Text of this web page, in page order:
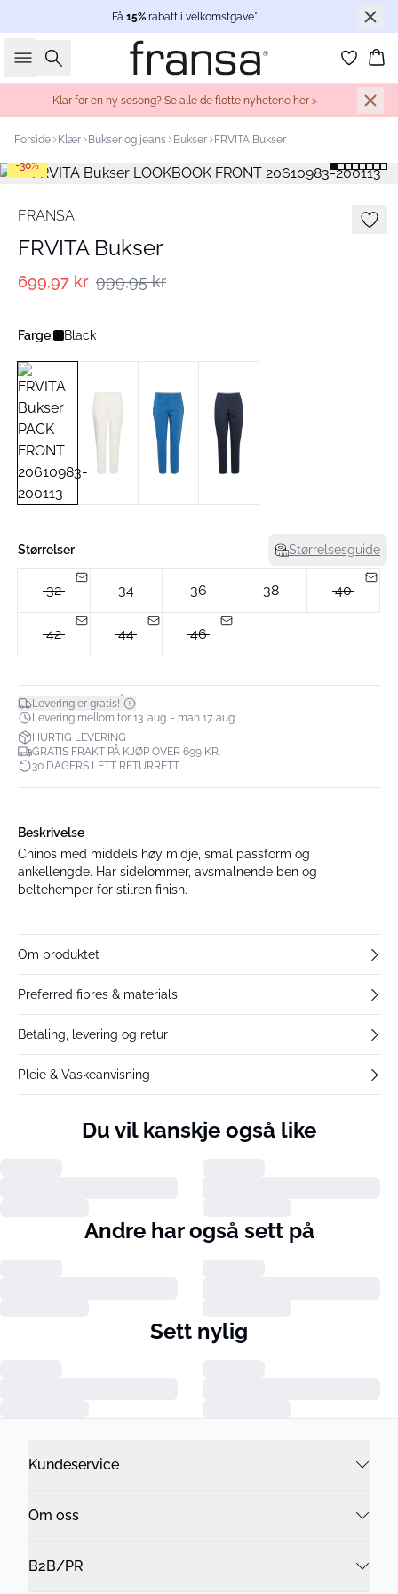
Få 15% rabatt i velkomstgave*
Søk
Klar for en ny sesong? Se alle de flotte nyhetene her >
Forside Klær Bukser og jeans Bukser FRVITA Bukser
-30%
FRANSA
FRVITA Bukser
699,97 kr 999,95 kr
Farge: Black
Størrelser Størrelsesguide
32 34 36 38 40
42 44 46
Levering er gratis!*
Levering mellom tor 13. aug. - man 17. aug.
HURTIG LEVERING
GRATIS FRAKT PÅ KJØP OVER 699 KR.
30 DAGERS LETT RETURRETT
Beskrivelse
Chinos med middels høy midje, smal passform og
ankellengde. Har sidelommer, avsmalnende ben og
beltehemper for stilren finish.
Om produktet
Preferred fibres & materials
Betaling, levering og retur
Pleie & Vaskeanvisning
Du vil kanskje også like
Andre har også sett på
Sett nylig
Kundeservice
Om oss
B2B/PR